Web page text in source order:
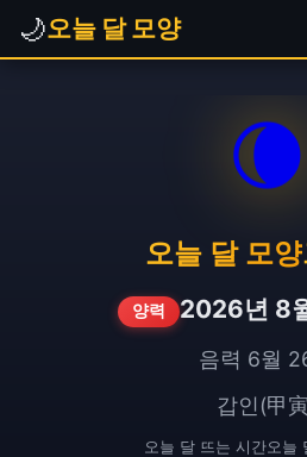
🌙오늘 달 모양
🌘
오늘 달 모양
양력 2026년 8
음력 6월
갑인(甲
오늘 달 뜨는 시간오늘